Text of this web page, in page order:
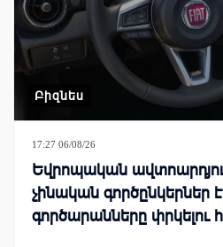
Բիզնես
17:27 06/08/26
Եվրոպական
չինական գործընկերներ
գործարանները փրկելու